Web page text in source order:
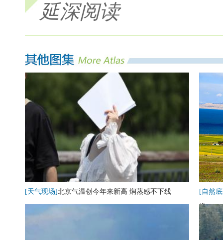
延深阅读
[天气现场]北京气温创今年来新高 焖蒸感不下线
[自然
卷